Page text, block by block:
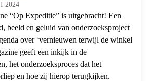
2024
“Op Expeditie” is uitgebracht! Een
beeld en geluid van onderzoeksproject
over ‘vernieuwen terwijl de winkel
geeft een inkijk in de
het onderzoeksproces dat het
en hoe zij hierop terugkijken.